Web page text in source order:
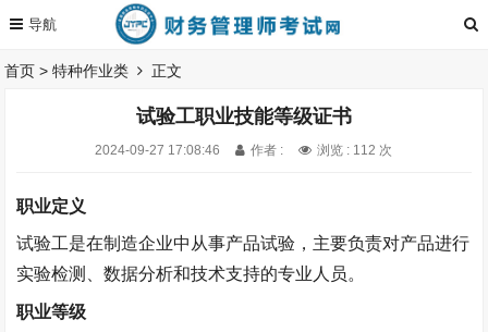
首页 >特种作业类 正文
试验工职业技能等级证书
2024-09-27 17:08:46 作者 : 浏览 : 112 次
职业定义
试验工是在制造企业中从事产品试验，主要负责对产品进行
实验检测、数据分析和技术支持的专业人员。
职业等级